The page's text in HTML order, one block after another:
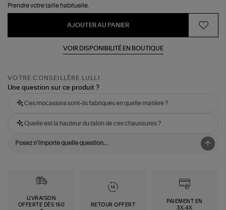
Prendre votre taille habituelle.
AJOUTER AU PANIER
VOIR DISPONIBILITÉ EN BOUTIQUE
VOTRE CONSEILLÈRE LULLI
Une question sur ce produit ?
Ces mocassins sont-ils fabriqués en quelle matière ?
Quelle est la hauteur du talon de ces chaussures ?
LIVRAISON
OFFERTE DÈS 150
RETOUR OFFERT
PAIEMENT EN
3X,4X